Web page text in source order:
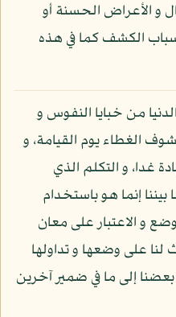
و الأعراض الحسنة أو
الكشف كما في هذه
من خبايا النفوس و
الغطاء يوم القيامة، و
غدا، و التكلم الذي
إنما هو باستخدام
و الاعتبار على معان
لنا على وضعها و تداولها
إلى ما في ضمير آخرين